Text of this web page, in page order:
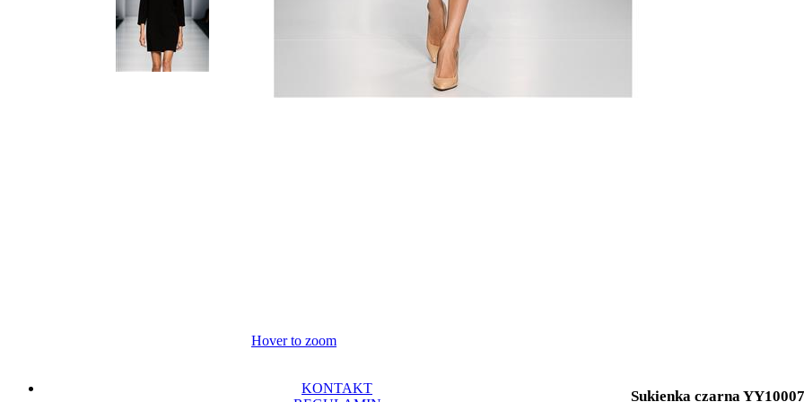
Hover to zoom
Sukienka czarna
KONTAKT